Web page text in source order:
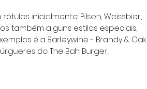
inicialmente: Pilsen, Weissbier,
também alguns estilos especiais,
é a Barleywine - Brandy & Oak
do The Bah Burger,